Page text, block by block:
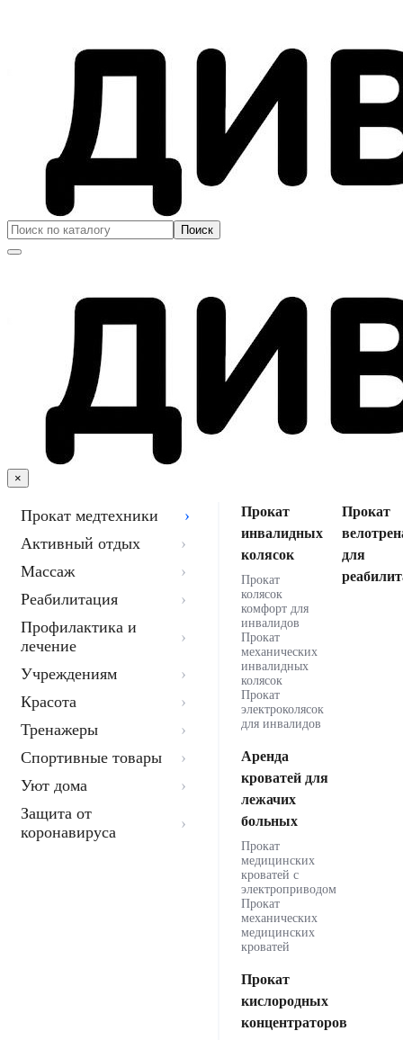
×
Прокат медтехники
Активный отдых
Массаж
Реабилитация
Профилактика и
лечение
Учреждениям
Красота
Тренажеры
Спортивные товары
Уют дома
Защита от
коронавируса
Прокат
инвалидных
колясок
Прокат
колясок
комфорт для
инвалидов
Прокат
механических
инвалидных
колясок
Прокат
электроколясок
для инвалидов
Прокат
для
Аренда
кроватей для
лежачих
больных
Прокат
медицинских
кроватей с
электроприводом
Прокат
механических
медицинских
кроватей
Прокат
кислородных
концентраторов